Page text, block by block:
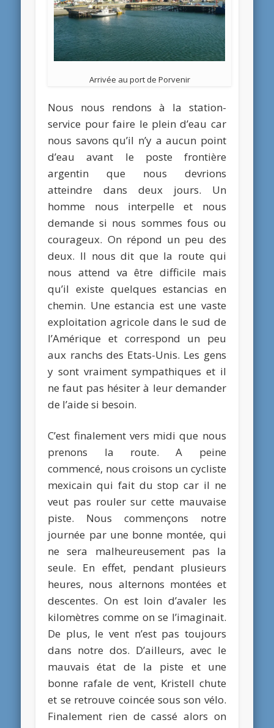
Arrivée au port de Porvenir
Nous nous rendons à la station-
service pour faire le plein d’eau car
nous savons qu’il n’y a aucun point
d’eau avant le poste frontière
argentin que nous devrions
atteindre dans deux jours. Un
homme nous interpelle et nous
demande si nous sommes fous ou
courageux. On répond un peu des
deux. Il nous dit que la route qui
nous attend va être difficile mais
qu’il existe quelques estancias en
chemin. Une estancia est une vaste
exploitation agricole dans le sud de
l’Amérique et correspond un peu
aux ranchs des Etats-Unis. Les gens
y sont vraiment sympathiques et il
ne faut pas hésiter à leur demander
de l’aide si besoin.
C’est finalement vers midi que nous
prenons la route. A peine
commencé, nous croisons un cycliste
mexicain qui fait du stop car il ne
veut pas rouler sur cette mauvaise
piste. Nous commençons notre
journée par une bonne montée, qui
ne sera malheureusement pas la
seule. En effet, pendant plusieurs
heures, nous alternons montées et
descentes. On est loin d’avaler les
kilomètres comme on se l’imaginait.
De plus, le vent n’est pas toujours
dans notre dos. D’ailleurs, avec le
mauvais état de la piste et une
bonne rafale de vent, Kristell chute
et se retrouve coincée sous son vélo.
Finalement rien de cassé alors on